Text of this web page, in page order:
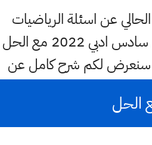
عن اسئلة الرياضيات
التمهيدي وسنوفر لكم في هذه الصفحة بشكل مختصر او مفصل عن التمهيدي سادس ادبي 2022 مع الحل
سنعرض لكم شرح كامل عن